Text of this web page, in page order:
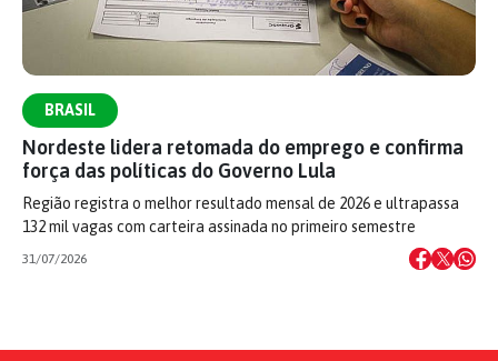
BRASIL
Nordeste lidera retomada do emprego e confirma
força das políticas do Governo Lula
Região registra o melhor resultado mensal de 2026 e ultrapassa
132 mil vagas com carteira assinada no primeiro semestre
31/07/2026